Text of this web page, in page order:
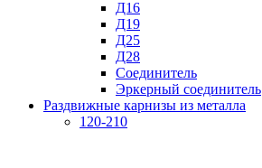
Д16
Д19
Д25
Д28
Соединитель
Эркерный соединитель
Раздвижные карнизы из металла
120-210